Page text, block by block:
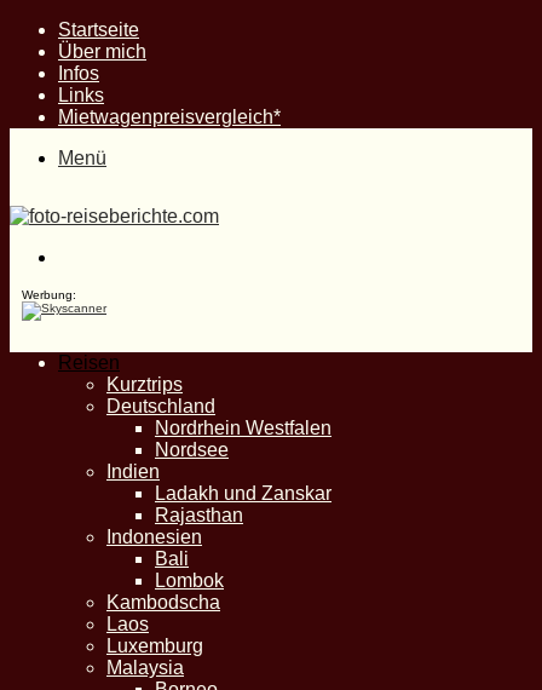
Startseite
Über mich
Infos
Links
Mietwagenpreisvergleich*
Menü
Werbung:
Reisen
Kurztrips
Deutschland
Nordrhein Westfalen
Nordsee
Indien
Ladakh und Zanskar
Rajasthan
Indonesien
Bali
Lombok
Kambodscha
Laos
Luxemburg
Malaysia